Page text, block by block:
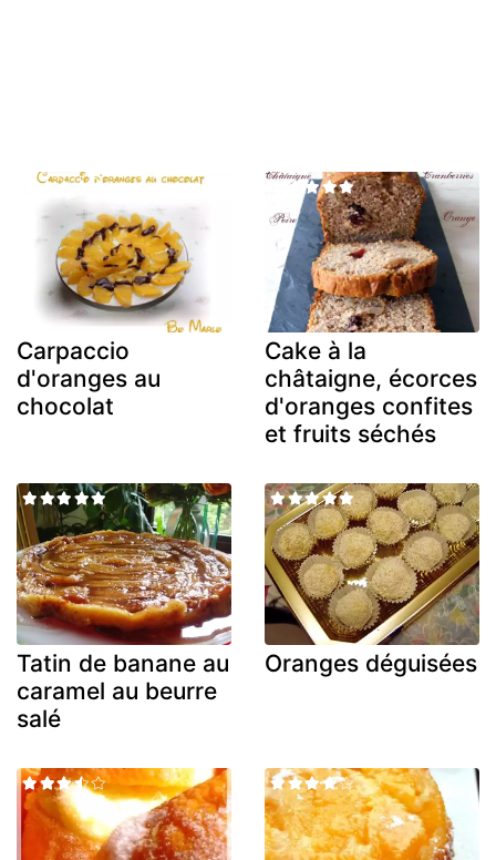
Carpaccio
d'oranges au
chocolat
Cake à la
châtaigne, écorces
d'oranges confites
et fruits séchés
Tatin de banane au
caramel au beurre
salé
Oranges déguisées